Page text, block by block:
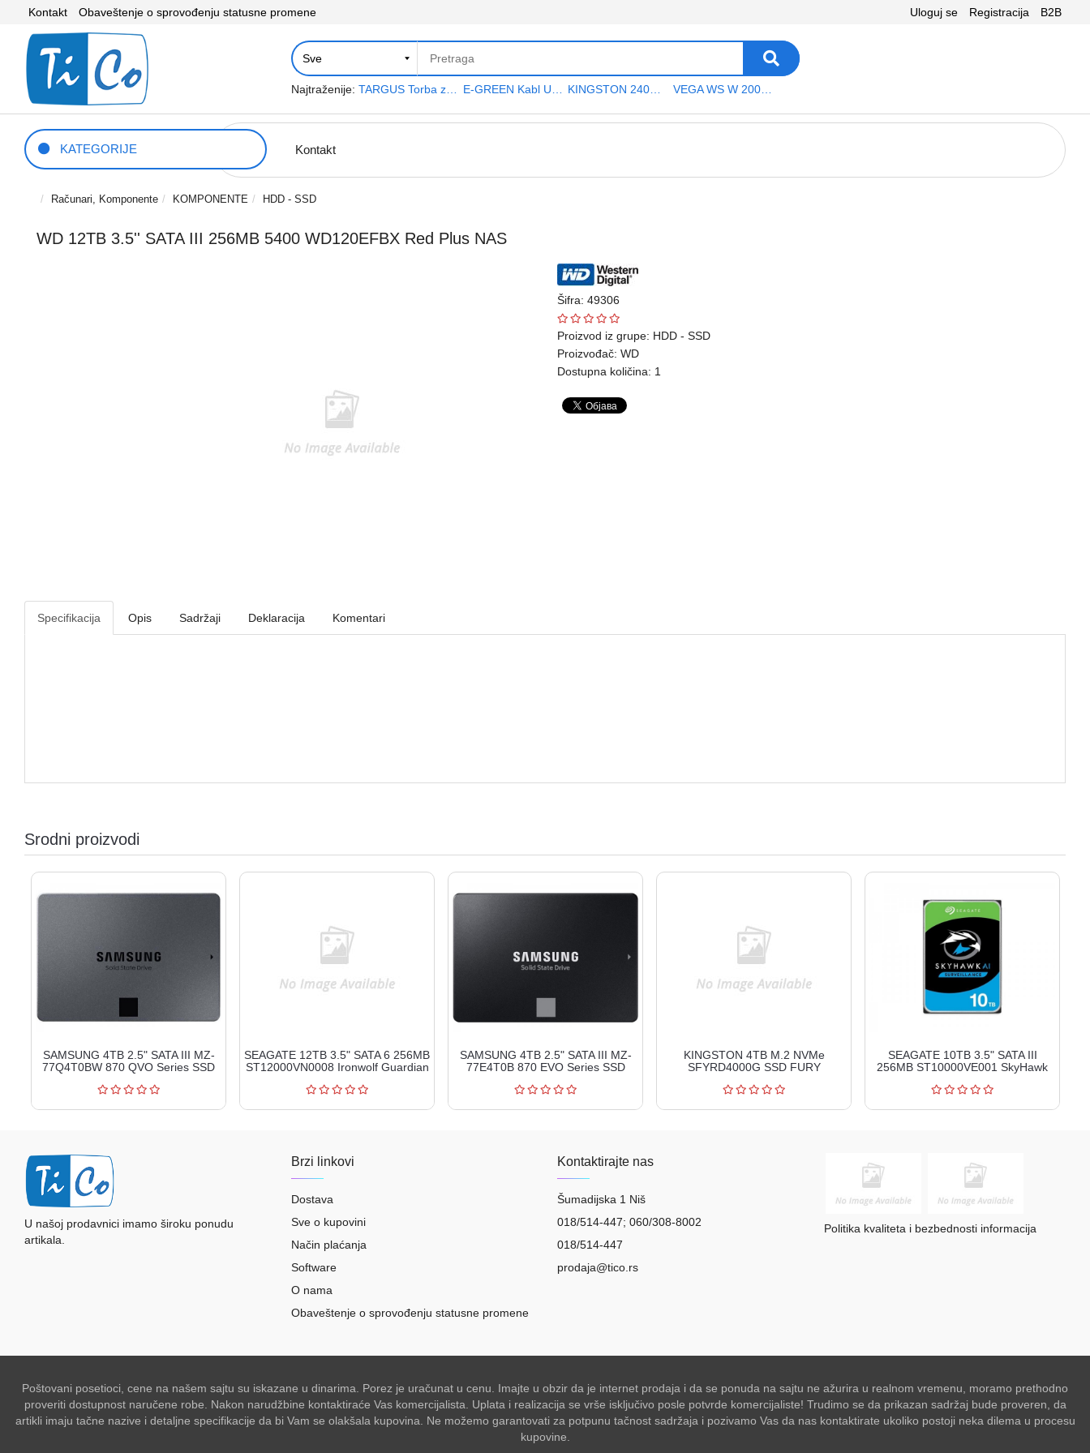
Kontakt Obaveštenje o sprovođenju statusne promene Uloguj se Registracija B2B
Najtraženije: TARGUS Torba za notebook 15.6" TAR300 VEGA WS W 200 platno
KATEGORIJE Kontakt
Računari, Komponente KOMPONENTE HDD - SSD
WD 12TB 3.5'' SATA III 256MB 5400 WD120EFBX Red Plus NAS
Šifra: 49306
Proizvod iz grupe: HDD - SSD
Proizvođač: WD
Dostupna količina: 1
Specifikacija Opis Sadržaji Deklaracija Komentari
Srodni proizvodi
SAMSUNG 4TB 2.5" SATA III MZ-
77Q4T0BW 870 QVO Series SSD
SEAGATE 12TB 3.5" SATA 6 256MB
ST12000VN0008 Ironwolf Guardian
SAMSUNG 4TB 2.5" SATA III MZ-
77E4T0B 870 EVO Series SSD
KINGSTON 4TB M.2 NVMe
SFYRD4000G SSD FURY
SEAGATE 10TB 3.5" SATA III
256MB ST10000VE001 SkyHawk
U našoj prodavnici imamo široku ponudu
artikala.
Brzi linkovi
Dostava
Sve o kupovini
Način plaćanja
Software
O nama
Obaveštenje o sprovođenju statusne promene
Kontaktirajte nas
Šumadijska 1 Niš
018/514-447; 060/308-8002
018/514-447
prodaja@tico.rs
Politika kvaliteta i bezbednosti informacija
Poštovani posetioci, cene na našem sajtu su iskazane u dinarima. Porez je uračunat u cenu. Imajte u obzir da je internet prodaja i da se ponuda na sajtu ne ažurira u realnom vremenu, moramo prethodno
proveriti dostupnost naručene robe. Nakon narudžbine kontaktiraće Vas komercijalista. Uplata i realizacija se vrše isključivo posle potvrde komercijaliste! Trudimo se da prikazan sadržaj bude proveren, da
artikli imaju tačne nazive i detaljne specifikacije da bi Vam se olakšala kupovina. Ne možemo garantovati za potpunu tačnost sadržaja i pozivamo Vas da nas kontaktirate ukoliko postoji neka dilema u procesu
kupovine.